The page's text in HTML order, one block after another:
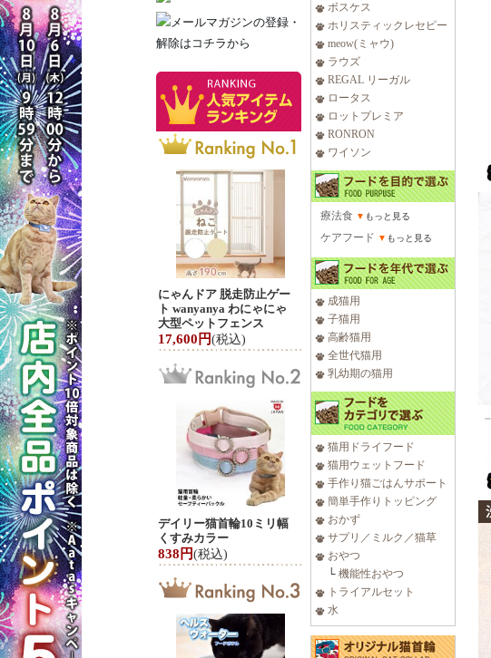
にゃんドア 脱走防止ゲー
ト wanyanya わにゃにゃ
大型ペットフェンス
17,600円(税込)
デイリー猫首輪10ミリ幅
くすみカラー
838円(税込)
ボスケス
ホリスティックレセピー
meow(ミャウ)
ラウズ
REGAL リーガル
ロータス
ロットプレミア
RONRON
ワイソン
療法食 ▼ もっと見る
ケアフード ▼ もっと見る
成猫用
子猫用
高齢猫用
全世代猫用
乳幼期の猫用
猫用ドライフード
猫用ウェットフード
手作り猫ごはんサポート
簡単手作りトッピング
おかず
サプリ／ミルク／猫草
おやつ
└ 機能性おやつ
トライアルセット
水